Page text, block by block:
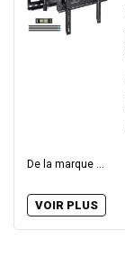
De la marque ...
VOIR PLUS